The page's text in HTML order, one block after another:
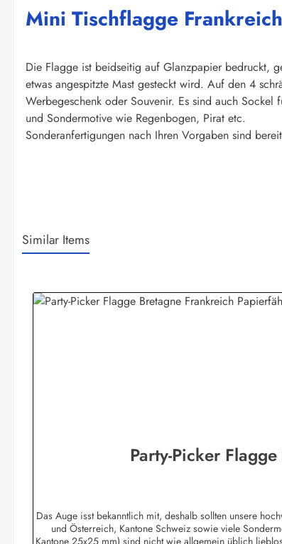
Mini Tischflagge
Die Flagge ist beidseitig auf Glanzpapier bedruckt,
etwas angespitzte Mast gesteckt wird. Auf den 4
Werbegeschenk oder Souvenir. Es sind auch
und Sondermotive wie Regenbogen, Pirat etc.
Sonderanfertigungen nach Ihren Vorgaben sind
Similar Items
Party-Picker
Das Auge isst bekanntlich mit, deshalb sollten unsere
und Österreich, Kantone Schweiz sowie viele
Kantone 25x25 mm) sind nicht wie allgemein üblich